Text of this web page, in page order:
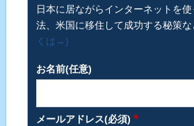
日本に居ながらインターネットを
法、米国に移住して成功する秘策な
くは→)
お名前(任意)
メールアドレス(必須) *